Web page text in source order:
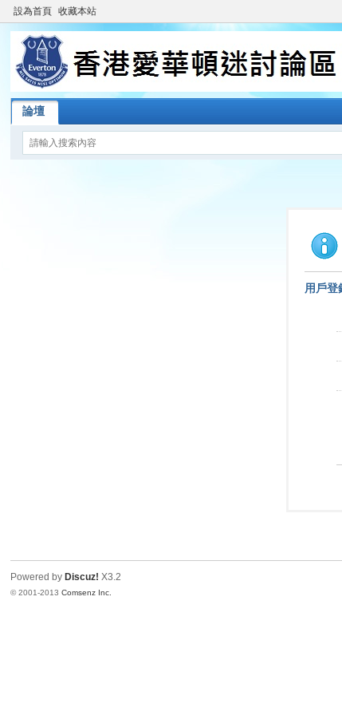
設為首頁 收藏本站
論壇
用戶登
Powered by Discuz! X3.2
© 2001-2013Comsenz Inc.